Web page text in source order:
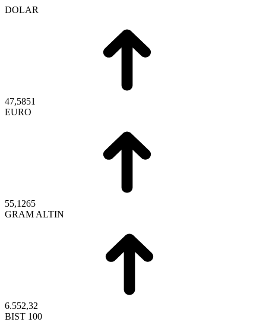
DOLAR
47,5851
EURO
55,1265
GRAM ALTIN
6.552,32
BIST 100